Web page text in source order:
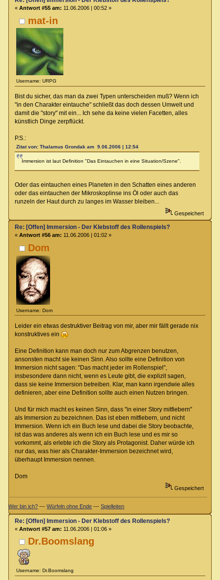
mat-in
Username: URPG
« Antwort #55 am: 11.06.2006 | 00:52 »
Bist du sicher, das man da zwei Typen unterscheiden muß? Wenn ich
"in den Charakter eintauche" schließt das doch dessen Umwelt und
damit die "story" mit ein... Ich sehe da keine vielen Facetten, alles
künstlich Dinge zerpflückt.
P.S.:
Zitat von: Thalamus Grondak am 9.06.2006 | 12:54
Immersion ist laut Definition "Das Eintauchen in eine Situation/Szene".
Oder das eintauchen eines Planeten in den Schatten eines anderen
oder das eintauchen der Mikroskoplinse ins Öl oder auch das
runzeln der Haut durch zu langes im Wasser bleiben...
Gespeichert
Dom
Username: Dom
Re: [Offen] Immersion - Der Klebstoff des Rollenspiels?
« Antwort #56 am: 11.06.2006 | 01:02 »
Leider ein etwas destruktiver Beitrag von mir, aber mir fällt gerade nix
konstruktives ein
Eine Definition kann man doch nur zum Abgrenzen benutzen,
ansonsten macht sie keinen Sinn. Also sollte eine Definition von
Immersion nicht sagen: "Das macht jeder im Rollenspiel",
insbesondere dann nicht, wenn es Leute gibt, die explizit sagen,
dass sie keine Immersion betreiben. Klar, man kann irgendwie alles
definieren, aber eine Definition sollte auch einen Nutzen bringen.
Und für mich macht es keinen Sinn, dass "in einer Story mitfiebern"
als Immersion zu bezeichnen. Das ist eben mitfiebern, und nicht
Immersion. Wenn ich ein Buch lese und dabei die Story beobachte,
ist das was anderes als wenn ich ein Buch lese und es mir so
vorkommt, als erlebte ich die Story als Protagonist. Daher würde ich
nur das, was hier als Charakter-Immersion bezeichnet wird,
überhaupt Immersion nennen.
Dom
Gespeichert
Wer bin ich? ---Würfeln ohne Ende ---Spielleiten
Dr.Boomslang
Username: Dr.Boomslang
Re: [Offen] Immersion - Der Klebstoff des Rollenspiels?
« Antwort #57 am: 11.06.2006 | 01:06 »